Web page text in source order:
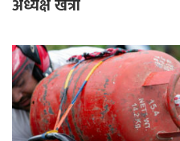
अध्यक्ष खत्री